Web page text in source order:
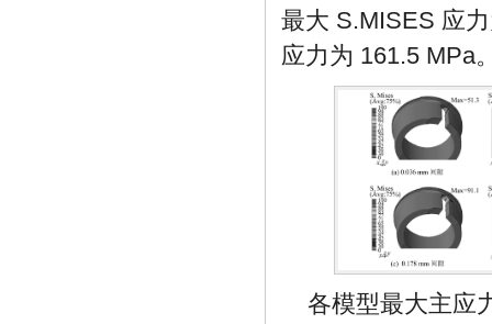
最大 S.MISES 应
应力为 161.5 MPa
各模型最大主应